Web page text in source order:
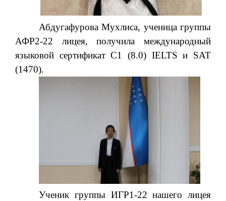
Абдугафурова Мухлиса, ученица группы
АФР2-22 лицея, получила международный
языковой сертификат С1 (8.0) IELTS и SAT
(1470).
Ученик группы ИГР1-22 нашего лицея